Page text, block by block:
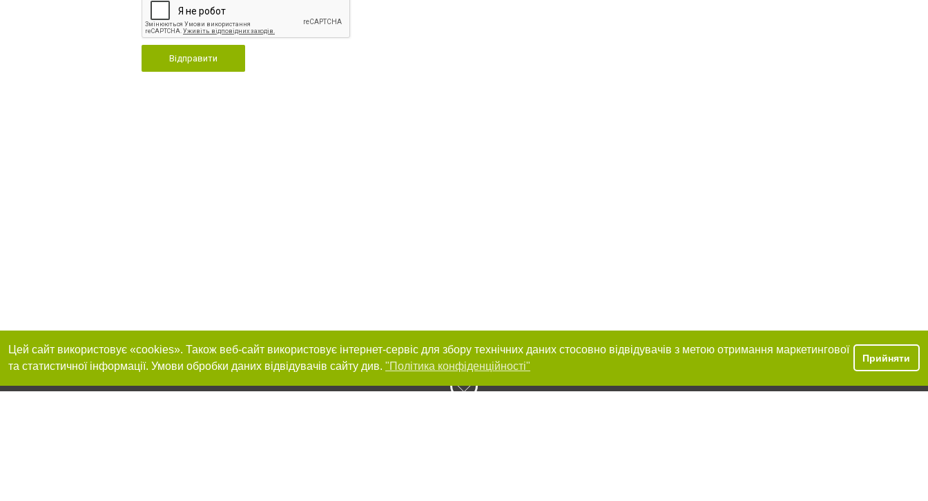
Відправити
Цей сайт використовує «cookies». Також веб-сайт використовує інтернет-сервіс для збору технічних даних стосовно відвідувачів з метою отримання маркетингової
та статистичної інформації. Умови обробки даних відвідувачів сайту див. "Політика конфіденційності"
Прийняти